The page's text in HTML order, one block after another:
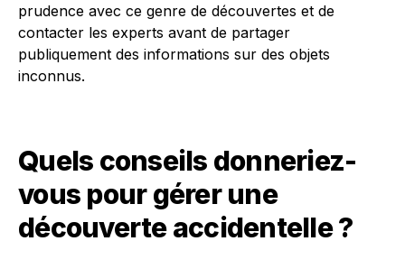
prudence avec ce genre de découvertes et de
contacter les experts avant de partager
publiquement des informations sur des objets
inconnus.
Quels conseils donneriez-
vous pour gérer une
découverte accidentelle ?